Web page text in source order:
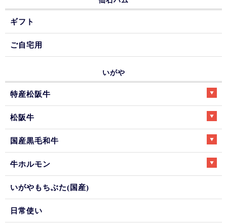
ギフト
ご自宅用
いがや
特産松阪牛
松阪牛
国産黒毛和牛
牛ホルモン
いがやもちぶた(国産)
日常使い